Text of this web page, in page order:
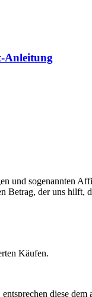
Anleitung
und
der uns hilft,
Käufen.
diese